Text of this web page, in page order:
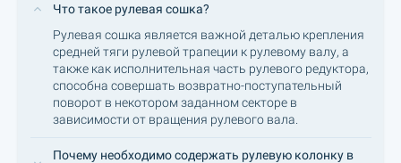
Что такое рулевая сошка?
Рулевая сошка является важной деталью крепления
средней тяги рулевой трапеции к рулевому валу, а
также как исполнительная часть рулевого редуктора,
способна совершать возвратно-поступательный
поворот в некотором заданном секторе в
зависимости от вращения рулевого вала.
Почему необходимо содержать рулевую колонку в